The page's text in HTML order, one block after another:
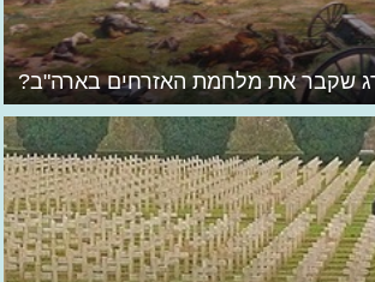
שקבר את מלחמת האזרחים בארה"ב?